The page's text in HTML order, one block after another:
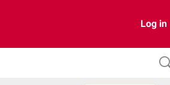
Log in